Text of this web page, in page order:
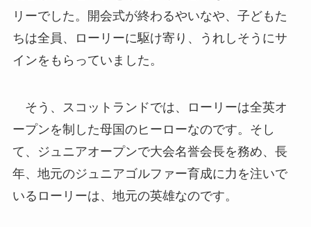
リーでした。開会式が終わるやいなや、子どもた
ちは全員、ローリーに駆け寄り、うれしそうにサ
インをもらっていました。
そう、スコットランドでは、ローリーは全英オ
ープンを制した母国のヒーローなのです。そし
て、ジュニアオープンで大会名誉会長を務め、長
年、地元のジュニアゴルファー育成に力を注いで
いるローリーは、地元の英雄なのです。